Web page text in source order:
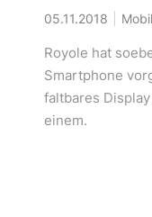
05.11.2018
Royole hat
Smartphone
faltbares
einem.